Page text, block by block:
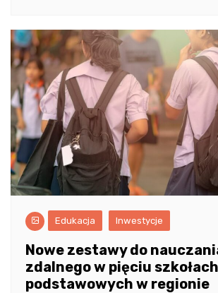
Edukacja Inwestycje
Nowe zestawy do
zdalnego w pięciu szkołach
podstawowych w regionie